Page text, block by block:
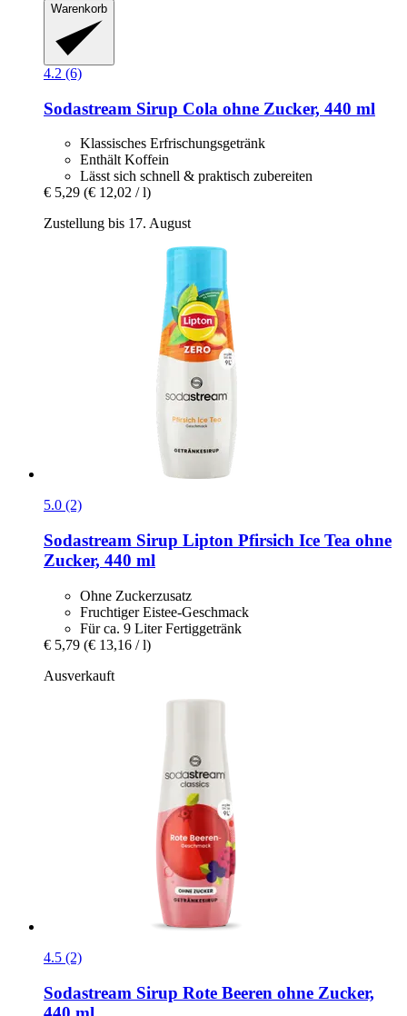
Warenkorb
4.2 (6)
Sodastream Sirup Cola ohne Zucker, 440 ml
Klassisches Erfrischungsgetränk
Enthält Koffein
Lässt sich schnell & praktisch zubereiten
€ 5,29 (€ 12,02 / l)
Zustellung bis 17. August
5.0 (2)
Sodastream Sirup Lipton Pfirsich Ice Tea ohne
Zucker, 440 ml
Ohne Zuckerzusatz
Fruchtiger Eistee-Geschmack
Für ca. 9 Liter Fertiggetränk
€ 5,79 (€ 13,16 / l)
Ausverkauft
4.5 (2)
Sodastream Sirup Rote Beeren ohne Zucker,